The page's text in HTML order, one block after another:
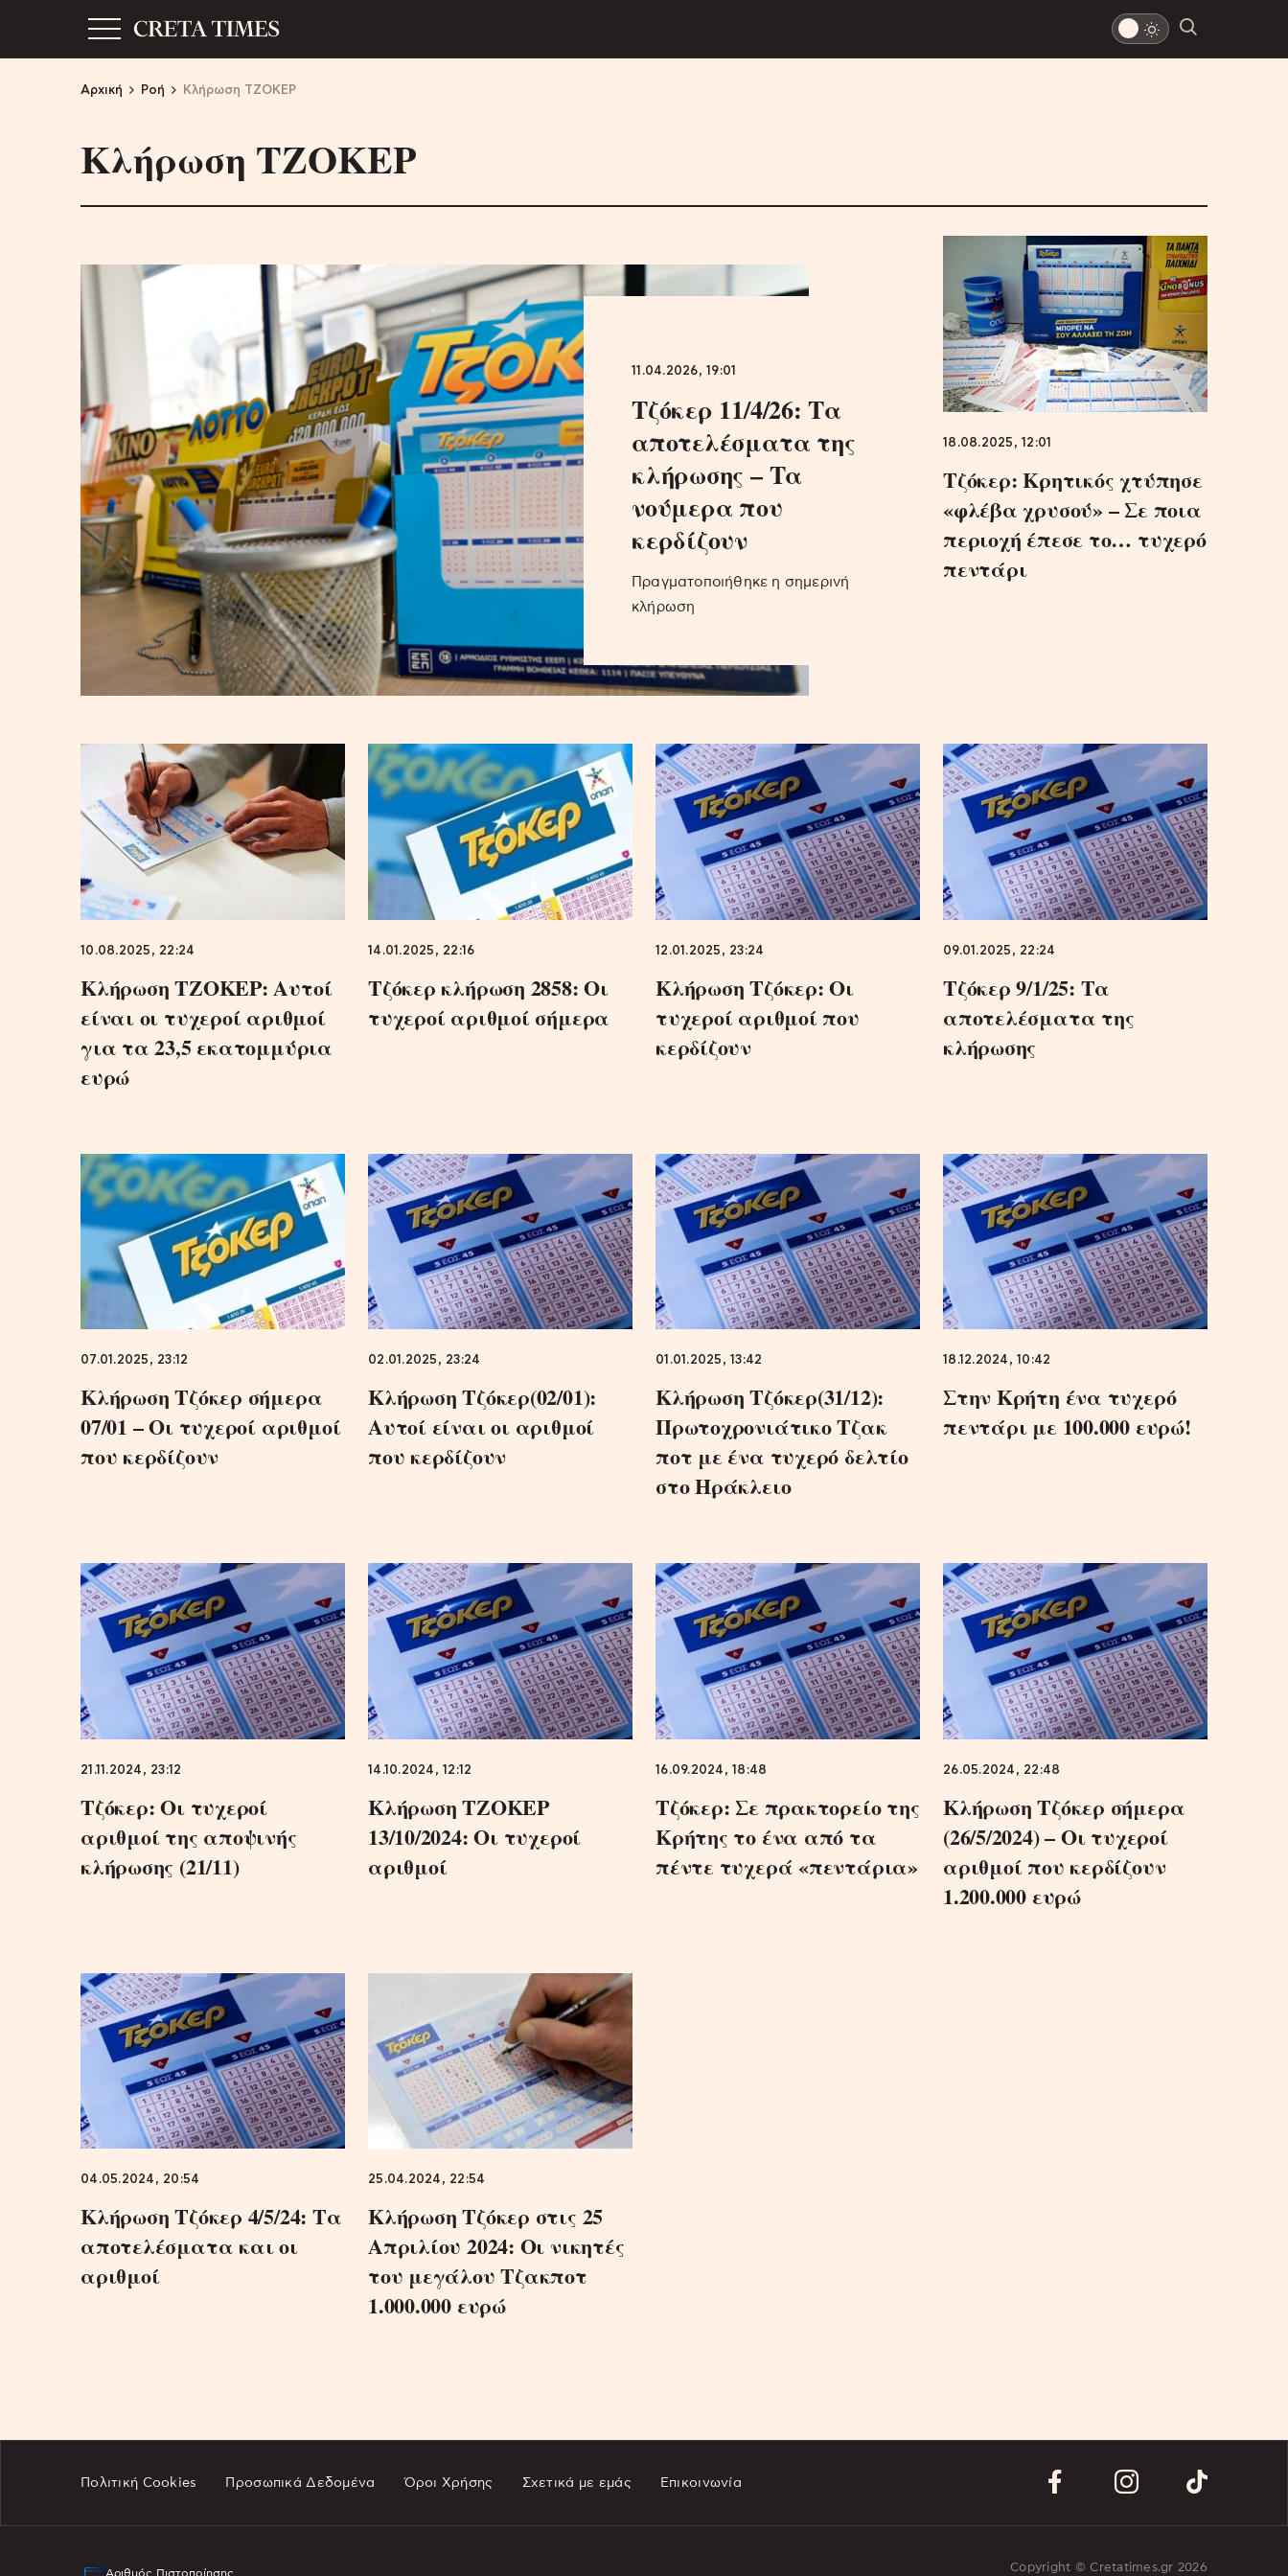
Αρχική Ροή Κλήρωση ΤΖΟΚΕΡ
Κλήρωση ΤΖΟΚΕΡ
11.04.2026, 19:01
Τζόκερ 11/4/26: Τα
αποτελέσματα της
κλήρωσης – Τα
νούμερα που
κερδίζουν
Πραγματοποιήθηκε η σημερινή
κλήρωση
18.08.2025, 12:01
Τζόκερ: Κρητικός χτύπησε
«φλέβα χρυσού» – Σε ποια
περιοχή έπεσε το… τυχερό
πεντάρι
10.08.2025, 22:24
Κλήρωση ΤΖΟΚΕΡ: Αυτοί
είναι οι τυχεροί αριθμοί
για τα 23,5 εκατομμύρια
ευρώ
14.01.2025, 22:16
Τζόκερ κλήρωση 2858: Οι
τυχεροί αριθμοί σήμερα
12.01.2025, 23:24
Κλήρωση Τζόκερ: Οι
τυχεροί αριθμοί που
κερδίζουν
09.01.2025, 22:24
Τζόκερ 9/1/25: Τα
αποτελέσματα της
κλήρωσης
07.01.2025, 23:12
Κλήρωση Τζόκερ σήμερα
07/01 – Oι τυχεροί αριθμοί
που κερδίζουν
02.01.2025, 23:24
Κλήρωση Τζόκερ(02/01):
Αυτοί είναι οι αριθμοί
που κερδίζουν
01.01.2025, 13:42
Κλήρωση Τζόκερ(31/12):
Πρωτοχρονιάτικο Τζακ
ποτ με ένα τυχερό δελτίο
στο Ηράκλειο
18.12.2024, 10:42
Στην Κρήτη ένα τυχερό
πεντάρι με 100.000 ευρώ!
21.11.2024, 23:12
Τζόκερ: Οι τυχεροί
αριθμοί της αποψινής
κλήρωσης (21/11)
14.10.2024, 12:12
Κλήρωση ΤΖΟΚΕΡ
13/10/2024: Οι τυχεροί
αριθμοί
16.09.2024, 18:48
Τζόκερ: Σε πρακτορείο της
Κρήτης το ένα από τα
πέντε τυχερά «πεντάρια»
26.05.2024, 22:48
Κλήρωση Τζόκερ σήμερα
(26/5/2024) – Οι τυχεροί
αριθμοί που κερδίζουν
1.200.000 ευρώ
04.05.2024, 20:54
Κλήρωση Τζόκερ 4/5/24: Τα
αποτελέσματα και οι
αριθμοί
25.04.2024, 22:54
Κλήρωση Τζόκερ στις 25
Απριλίου 2024: Οι νικητές
του μεγάλου Τζακποτ
1.000.000 ευρώ
Πολιτική Cookies Προσωπικά Δεδομένα Όροι Χρήσης Σχετικά με εμάς Επικοινωνία
Αριθμός Πιστοποίησης Copyright © Cretatimes.gr 2026